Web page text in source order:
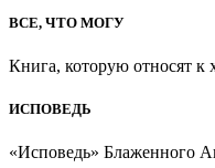
ВСЕ, ЧТО МОГУ
Книга, которую относят к
ИСПОВЕДЬ
«Исповедь» Блаженного